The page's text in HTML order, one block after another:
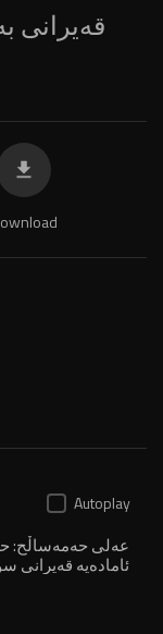
قەیرانی
Autoplay
عەلی حەمەساڵح:
ئامادەیە قەیرانی